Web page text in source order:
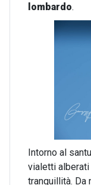
lombardo.
Intorno al
vialetti alberati
tranquillità. Da